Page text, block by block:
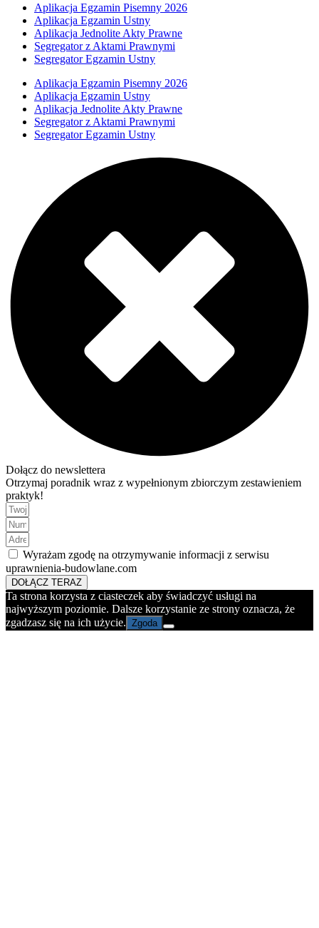
Aplikacja Egzamin Pisemny 2026
Aplikacja Egzamin Ustny
Aplikacja Jednolite Akty Prawne
Segregator z Aktami Prawnymi
Segregator Egzamin Ustny
Aplikacja Egzamin Pisemny 2026
Aplikacja Egzamin Ustny
Aplikacja Jednolite Akty Prawne
Segregator z Aktami Prawnymi
Segregator Egzamin Ustny
Dołącz do newslettera
Otrzymaj poradnik wraz z wypełnionym zbiorczym zestawieniem
praktyk!
Wyrażam zgodę na otrzymywanie informacji z serwisu
uprawnienia-budowlane.com
DOŁĄCZ TERAZ
Ta strona korzysta z ciasteczek aby świadczyć usługi na
najwyższym poziomie. Dalsze korzystanie ze strony oznacza, że
zgadzasz się na ich użycie. Zgoda